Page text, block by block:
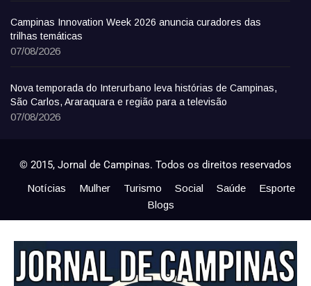
Campinas Innovation Week 2026 anuncia curadores das
trilhas temáticas
07/08/2026
Nova temporada do Interurbano leva histórias de Campinas,
São Carlos, Araraquara e região para a televisão
07/08/2026
© 2015, Jornal de Campinas. Todos os direitos reservados
Notícias Mulher Turismo Social Saúde
Esporte
Blogs